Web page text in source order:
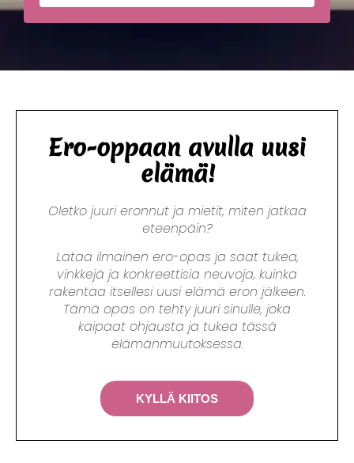
Ero-oppaan avulla uusi
elämä!
Oletko juuri eronnut ja mietit, miten jatkaa
eteenpäin?
Lataa ilmainen ero-opas ja saat tukea,
vinkkejä ja konkreettisia neuvoja, kuinka
rakentaa itsellesi uusi elämä eron jälkeen.
Tämä opas on tehty juuri sinulle, joka
kaipaat ohjausta ja tukea tässä
elämänmuutoksessa.
KYLLÄ KIITOS